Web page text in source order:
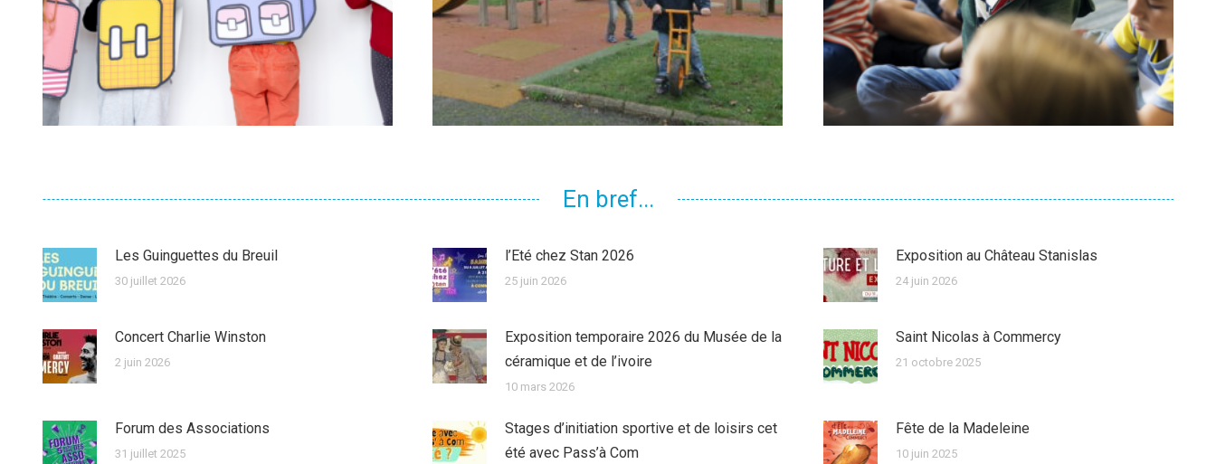
En bref...
Les Guinguettes du Breuil
30 juillet 2026
l’Eté chez Stan 2026
25 juin 2026
Exposition au Château Stanislas
24 juin 2026
Concert Charlie Winston
2 juin 2026
Exposition temporaire 2026 du Musée de la
céramique et de l’ivoire
10 mars 2026
Saint Nicolas à Commercy
21 octobre 2025
Forum des Associations
31 juillet 2025
Stages d’initiation sportive et de loisirs cet
été avec Pass’à Com
Fête de la Madeleine
10 juin 2025